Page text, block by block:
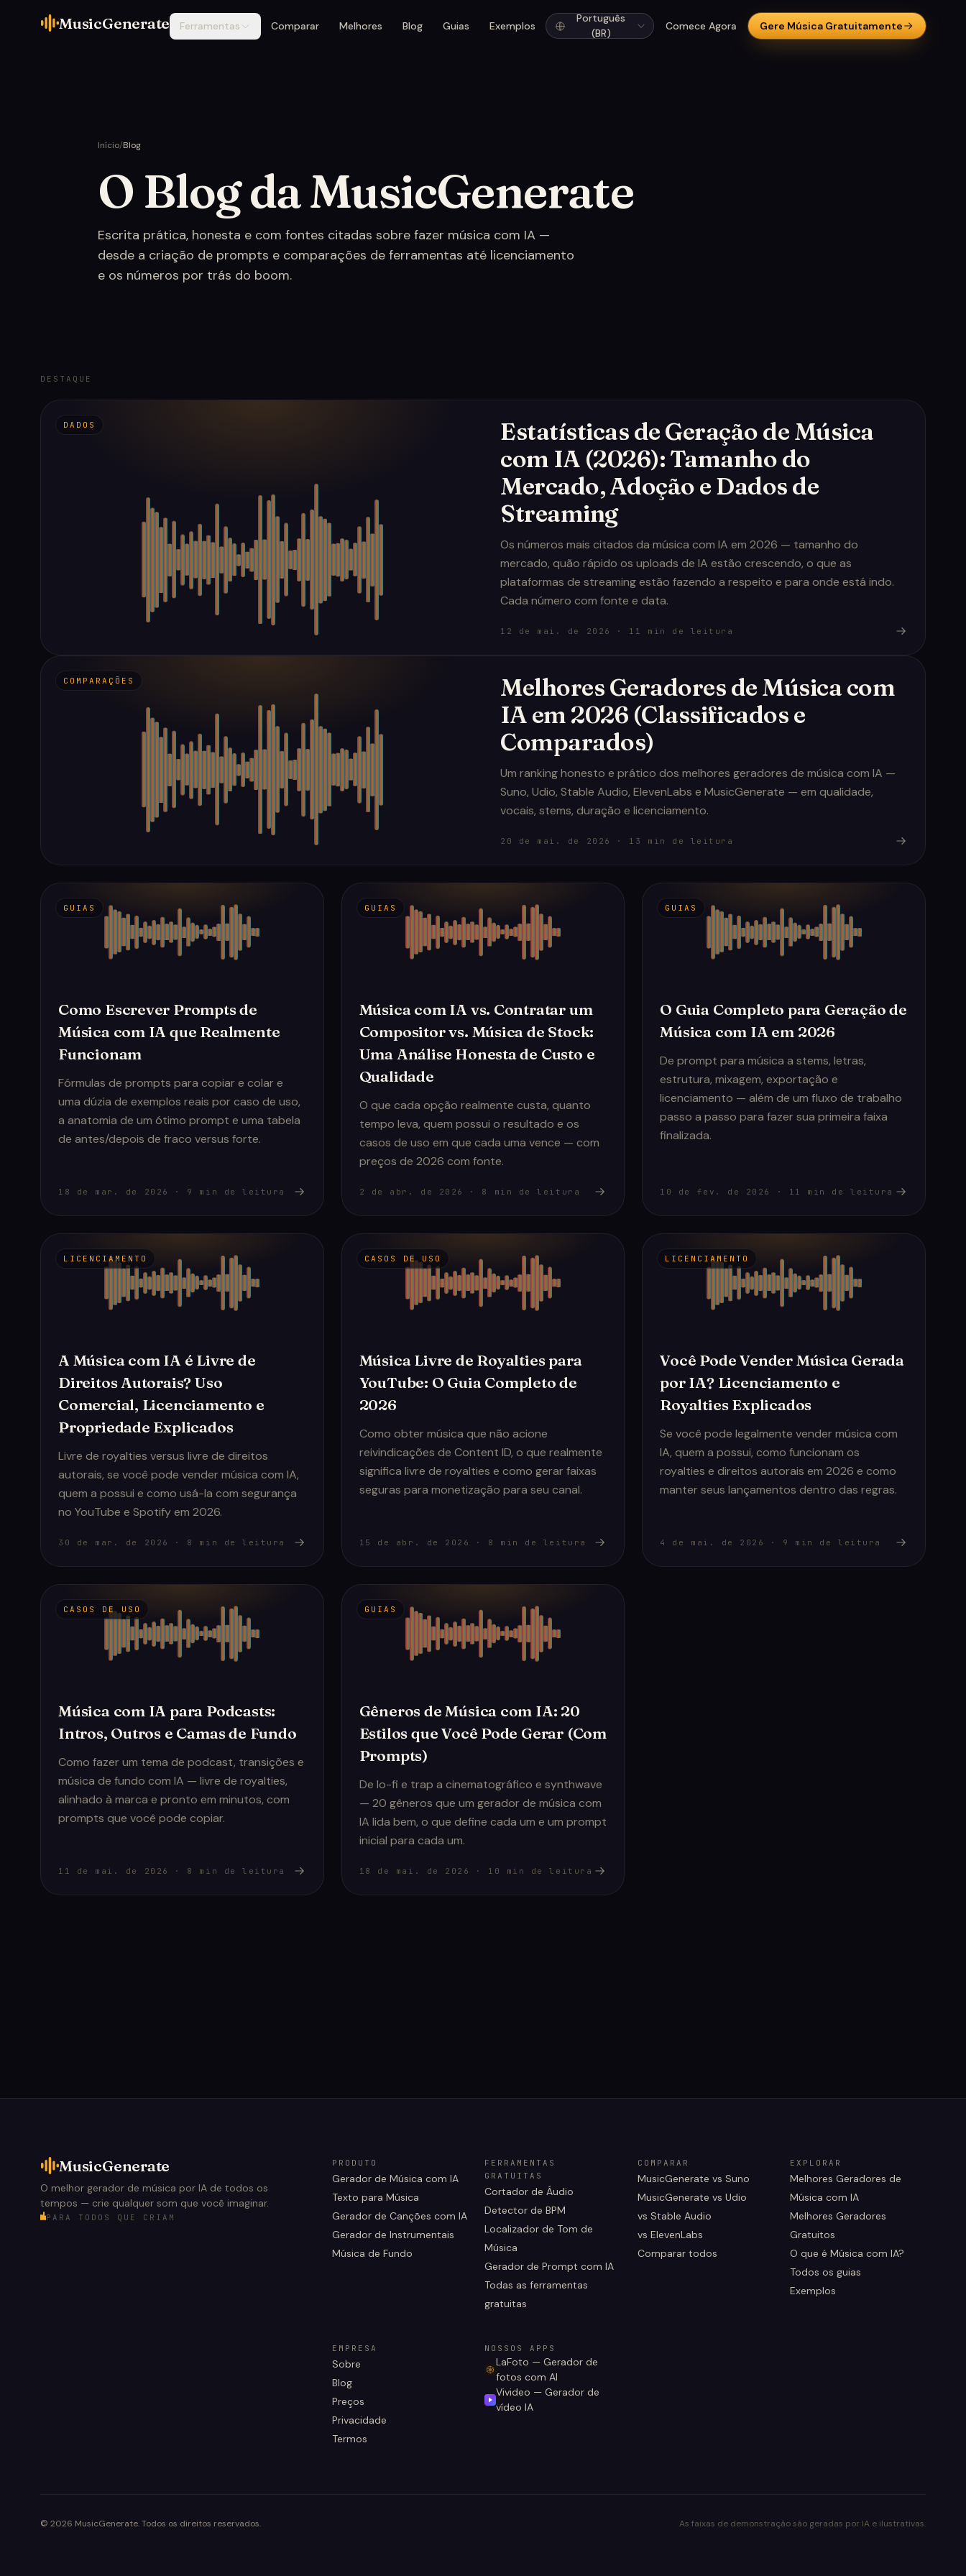
MusicGenerate Ferramentas Comparar Melhores Blog Guias Exemplos
Português
(BR)
Comece Agora Gere Música Gratuitamente
Início/Blog
O Blog da MusicGenerate
Escrita prática, honesta e com fontes citadas sobre fazer música com IA —
desde a criação de prompts e comparações de ferramentas até licenciamento
e os números por trás do boom.
DESTAQUE
DADOS
Estatísticas de Geração de Música
com IA (2026): Tamanho do
Mercado, Adoção e Dados de
Streaming
Os números mais citados da música com IA em 2026 — tamanho do
mercado, quão rápido os uploads de IA estão crescendo, o que as
plataformas de streaming estão fazendo a respeito e para onde está indo.
Cada número com fonte e data.
12 de mai. de 2026 · 11 min de leitura
COMPARAÇÕES
Melhores Geradores de Música com
IA em 2026 (Classificados e
Comparados)
Um ranking honesto e prático dos melhores geradores de música com IA —
Suno, Udio, Stable Audio, ElevenLabs e MusicGenerate — em qualidade,
vocais, stems, duração e licenciamento.
20 de mai. de 2026 · 13 min de leitura
GUIAS
Como Escrever Prompts de
Música com IA que Realmente
Funcionam
Fórmulas de prompts para copiar e colar e
uma dúzia de exemplos reais por caso de uso,
a anatomia de um ótimo prompt e uma tabela
de antes/depois de fraco versus forte.
18 de mar. de 2026 · 9 min de leitura
GUIAS
Música com IA vs. Contratar um
Compositor vs. Música de Stock:
Uma Análise Honesta de Custo e
Qualidade
O que cada opção realmente custa, quanto
tempo leva, quem possui o resultado e os
casos de uso em que cada uma vence — com
preços de 2026 com fonte.
2 de abr. de 2026 · 8 min de leitura
GUIAS
O Guia Completo para Geração de
Música com IA em 2026
De prompt para música a stems, letras,
estrutura, mixagem, exportação e
licenciamento — além de um fluxo de trabalho
passo a passo para fazer sua primeira faixa
finalizada.
10 de fev. de 2026 · 11 min de leitura
LICENCIAMENTO
A Música com IA é Livre de
Direitos Autorais? Uso
Comercial, Licenciamento e
Propriedade Explicados
Livre de royalties versus livre de direitos
autorais, se você pode vender música com IA,
quem a possui e como usá-la com segurança
no YouTube e Spotify em 2026.
30 de mar. de 2026 · 8 min de leitura
CASOS DE USO
Música Livre de Royalties para
YouTube: O Guia Completo de
2026
Como obter música que não acione
reivindicações de Content ID, o que realmente
significa livre de royalties e como gerar faixas
seguras para monetização para seu canal.
15 de abr. de 2026 · 8 min de leitura
LICENCIAMENTO
Você Pode Vender Música Gerada
por IA? Licenciamento e
Royalties Explicados
Se você pode legalmente vender música com
IA, quem a possui, como funcionam os
royalties e direitos autorais em 2026 e como
manter seus lançamentos dentro das regras.
4 de mai. de 2026 · 9 min de leitura
CASOS DE USO
Música com IA para Podcasts:
Intros, Outros e Camas de Fundo
Como fazer um tema de podcast, transições e
música de fundo com IA — livre de royalties,
alinhado à marca e pronto em minutos, com
prompts que você pode copiar.
11 de mai. de 2026 · 8 min de leitura
GUIAS
Gêneros de Música com IA: 20
Estilos que Você Pode Gerar (Com
Prompts)
De lo-fi e trap a cinematográfico e synthwave
— 20 gêneros que um gerador de música com
IA lida bem, o que define cada um e um prompt
inicial para cada um.
18 de mai. de 2026 · 10 min de leitura
MusicGenerate
O melhor gerador de música por IA de todos os
tempos — crie qualquer som que você imaginar.
PARA TODOS QUE CRIAM
PRODUTO
Gerador de Música com IA
Texto para Música
Gerador de Canções com IA
Gerador de Instrumentais
Música de Fundo
FERRAMENTAS
GRATUITAS
Cortador de Áudio
Detector de BPM
Localizador de Tom de
Música
Gerador de Prompt com IA
Todas as ferramentas
gratuitas
COMPARAR
MusicGenerate vs Suno
MusicGenerate vs Udio
vs Stable Audio
vs ElevenLabs
Comparar todos
EXPLORAR
Melhores Geradores de
Música com IA
Melhores Geradores
Gratuitos
O que é Música com IA?
Todos os guias
Exemplos
EMPRESA
Sobre
Blog
Preços
Privacidade
Termos
NOSSOS APPS
LaFoto — Gerador de
fotos com AI
Vivideo — Gerador de
vídeo IA
© 2026 MusicGenerate.Todos os direitos reservados. As faixas de demonstração são geradas por IA e ilustrativas.